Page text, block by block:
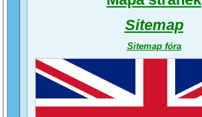
Sitemap
Sitemap fóra